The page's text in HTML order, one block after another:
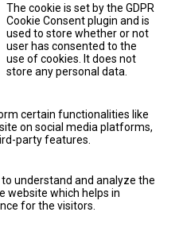
The cookie is set by the GDPR
Cookie Consent plugin and is
used to store whether or not
user has consented to the
use of cookies. It does not
store any personal data.
certain functionalities like
on social media platforms,
party features.
understand and analyze the
website which helps in
for the visitors.